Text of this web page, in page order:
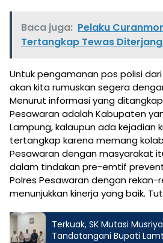
Baca juga: Pelaku
Tertangkap Tewas
Untuk pengamanan pos polisi
akan kita rumuskan segera
Menurut informasi yang
Pesawaran adalah Kabupaten
Lampung, kalaupun ada kejadian
tertangkap karena memang
Pesawaran dengan masyarakat
dalam tindakan pre-emtif
Polres Pesawaran dengan rekan-
menunjukkan kinerja yang baik.
Terkuak, SK Mutasi
Tandatangani Bupati